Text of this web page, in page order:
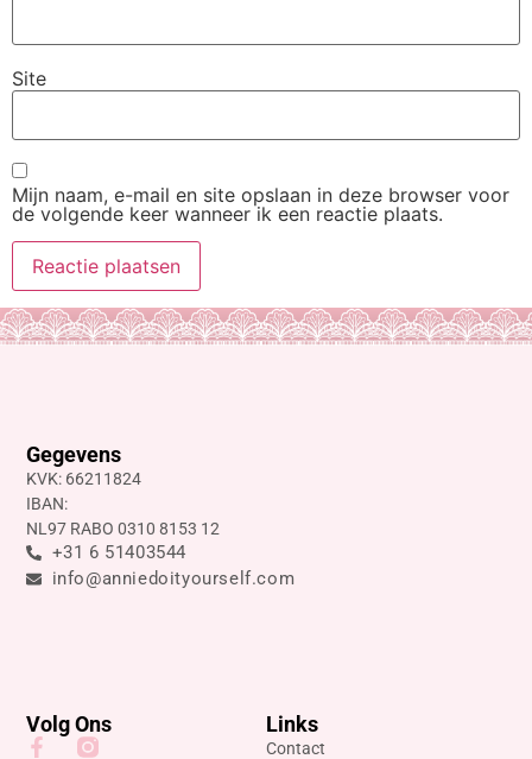
Site
Mijn naam, e-mail en site opslaan in deze browser voor
de volgende keer wanneer ik een reactie plaats.
Links
Contact
Gegevens
KVK: 66211824
IBAN:
NL97 RABO 0310 8153 12
+31 6 51403544
info@anniedoityourself.com
Volg Ons